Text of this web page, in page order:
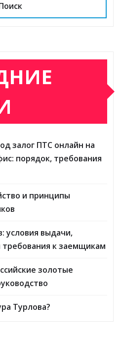
ь
залог ПТС онлайн на
порядок, требования
и принципы
условия выдачи,
к заемщикам
золотые
Турлова?